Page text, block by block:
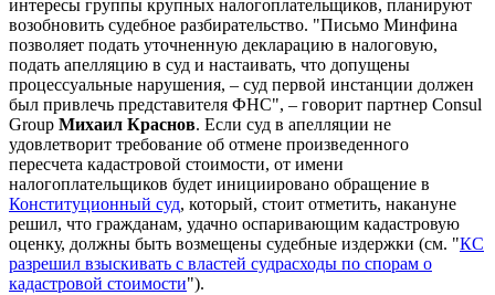
интересы группы крупных налогоплательщиков, планируют
возобновить судебное разбирательство. "Письмо Минфина
позволяет подать уточненную декларацию в налоговую,
подать апелляцию в суд и настаивать, что допущены
процессуальные нарушения, – суд первой инстанции должен
был привлечь представителя ФНС", – говорит партнер Consul
Group Михаил Краснов. Если суд в апелляции не
удовлетворит требование об отмене произведенного
пересчета кадастровой стоимости, от имени
налогоплательщиков будет инициировано обращение в
Конституционный суд, который, стоит отметить, накануне
решил, что гражданам, удачно оспаривающим кадастровую
оценку, должны быть возмещены судебные издержки (см. "КС
разрешил взыскивать с властей судрасходы по спорам о
кадастровой стоимости").